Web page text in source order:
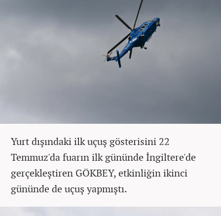
Yurt dışındaki ilk uçuş gösterisini 22
Temmuz'da fuarın ilk gününde İngiltere'de
gerçekleştiren GÖKBEY, etkinliğin ikinci
gününde de uçuş yapmıştı.